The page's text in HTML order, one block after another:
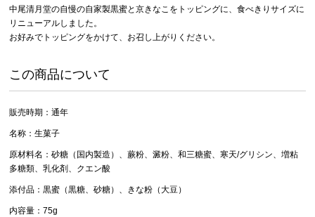
中尾清月堂の自慢の自家製黒蜜と京きなこをトッピングに、食べきりサイズに
リニューアルしました。
お好みでトッピングをかけて、お召し上がりください。
この商品について
販売時期：通年
名称：生菓子
原材料名：砂糖（国内製造）、蕨粉、澱粉、和三糖蜜、寒天/グリシン、増粘
多糖類、乳化剤、クエン酸
添付品：黒蜜（黒糖、砂糖）、きな粉（大豆）
内容量：75g